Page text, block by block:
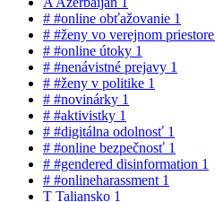
# #online obťažovanie 1
# #ženy vo verejnom priestore
# #online útoky 1
# #nenávistné prejavy 1
# #ženy v politike 1
# #novinárky 1
# #aktivistky 1
# #digitálna odolnosť 1
# #online bezpečnosť 1
# #gendered disinformation 1
# #onlineharassment 1
T Taliansko 1